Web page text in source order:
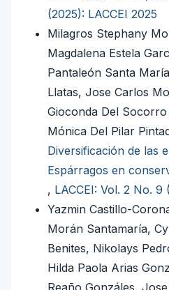
(2025): LACCEI 2025
Milagros Stephany
Magdalena Estela
Pantaleón Santa
Llatas, Jose Carlos
Gioconda Del
Mónica Del Pilar
Diversificación de las
Espárragos en
, LACCEI: Vol. 2 No. 9
Yazmin Castillo-
Morán Santamaría,
Benites, Nikolays
Hilda Paola Arias
Reaño Gonzáles,